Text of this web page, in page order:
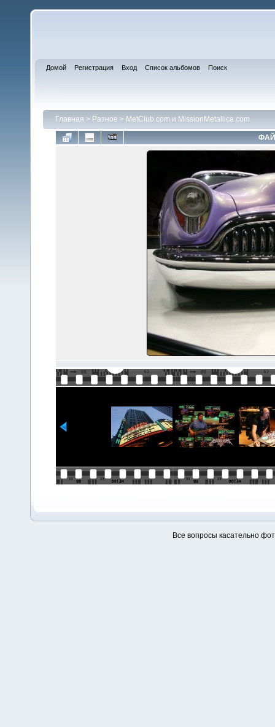
Домой Регистрация Вход Список альбомов Поиск
Главная > Разное > MetClub.com и MissionMetallica.com
Все вопросы касательно